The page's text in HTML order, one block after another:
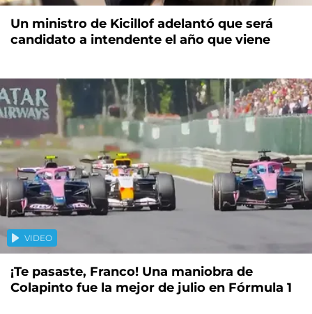
Un ministro de Kicillof adelantó que será
candidato a intendente el año que viene
VIDEO
¡Te pasaste, Franco! Una maniobra de
Colapinto fue la mejor de julio en Fórmula 1